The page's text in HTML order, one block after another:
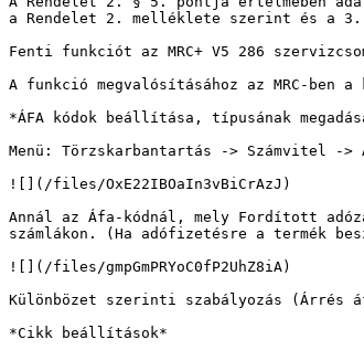
a Rendelet 2. melléklete szerint és a 3.
Fenti funkciót az MRC+ V5 286
A funkció megvalósításához az MRC-
*ÁFA kódok beállítása, típusának
Menü: Törzskarbantartás -> Számvitel ->
![](/files/OxE22IBOaIn3vBiCrAzJ)
Annál az Áfa-kódnál, mely Fordított
számlákon. (Ha adófizetésre a termék
![](/files/gmpGmPRYoC0fP2UhZ8iA)
Különbözet szerinti szabályozás (Árrés
*Cikk beállítások*